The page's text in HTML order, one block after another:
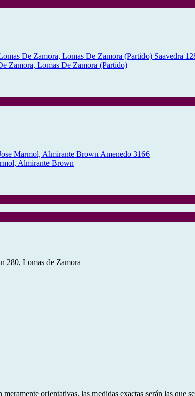
Zamora, Lomas De Zamora (Partido)
Almirante Brown
280, Lomas de Zamora
meramente orientativas, las medidas exactas serán las